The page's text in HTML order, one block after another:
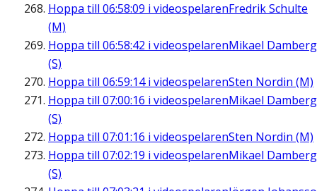
Hoppa till 06:58:09 i videospelarenFredrik Schulte
(M)
Hoppa till 06:58:42 i videospelarenMikael Damberg
(S)
Hoppa till 06:59:14i videospelarenSten Nordin (M)
Hoppa till 07:00:16 i videospelarenMikael Damberg
(S)
Hoppa till 07:01:16 i videospelarenSten Nordin (M)
Hoppa till 07:02:19 i videospelarenMikael Damberg
(S)